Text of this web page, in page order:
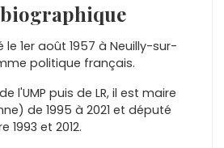
biographique
le 1er août 1957 à Neuilly-sur-
politique français.
l'UMP puis de LR, il est maire
de 1995 à 2021 et député
1993 et 2012.